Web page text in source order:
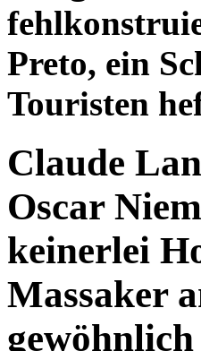
Preto, ein
Touristen
Claude
Oscar
keinerlei
Massaker
gewöhnlich